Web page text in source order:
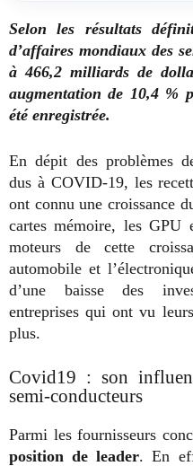
Selon les résultats
d’affaires mondiaux des
à 466,2 milliards de
augmentation de 10,4 %
été enregistrée.
En dépit des problèmes
dus à COVID-19, les
ont connu une croissance
cartes mémoire, les GPU
moteurs de cette
automobile et
d’une baisse des
entreprises qui ont vu
plus.
Covid19 : son
semi-conducteurs
Parmi les fournisseurs
position de leader. En